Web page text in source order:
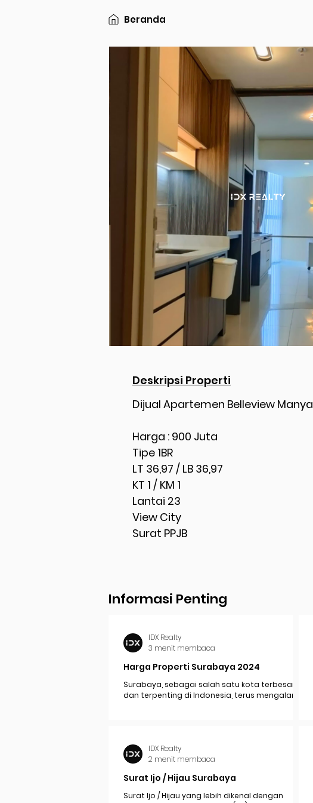
Beranda
Deskripsi Properti
Dijual Apartemen Belleview
Harga : 900 Juta
Tipe 1BR
LT 36,97 / LB 36,97
KT 1 / KM 1
Lantai 23
View City
Surat PPJB
Informasi Penting
Harga Properti Surabaya 2024
Surabaya, sebagai salah satu kota terbesar
dan terpenting di Indonesia, terus mengalami
IDX Realty
3 menit membaca
Surat Ijo / Hijau Surabaya
Surat Ijo / Hijau yang lebih dikenal dengan
IDX Realty
2 menit membaca